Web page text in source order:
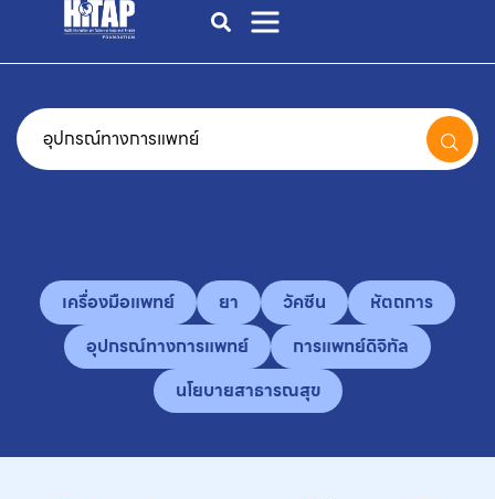
เครื่องมือแพทย์ ยา วัคซีน
หัตถการ
อุปกรณ์ทางการแพทย์
การแพทย์ดิจิทัล
นโยบายสาธารณสุข